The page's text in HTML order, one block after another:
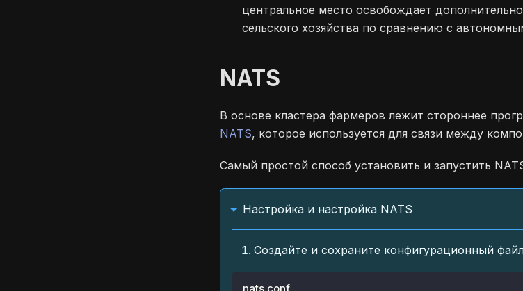
центральное место освобождает
сельского хозяйства по сравнению с
NATS
В основе кластера фармеров лежит стороннее
NATS, которое используется для связи между
Самый простой способ установить и запустить
Настройка и настройка NATS
Создайте и сохраните конфигурационный файл
nats.conf